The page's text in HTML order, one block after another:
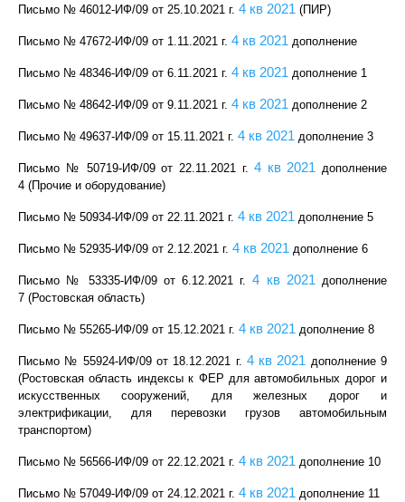
Письмо № 46012-ИФ/09 от 25.10.2021 г. 4 кв 2021 (ПИР)
Письмо № 47672-ИФ/09 от 1.11.2021 г. 4 кв 2021 дополнение
Письмо № 48346-ИФ/09 от 6.11.2021 г. 4 кв 2021 дополнение 1
Письмо № 48642-ИФ/09 от 9.11.2021 г. 4 кв 2021 дополнение 2
Письмо № 49637-ИФ/09 от 15.11.2021 г. 4 кв 2021 дополнение 3
Письмо № 50719-ИФ/09 от 22.11.2021 г.4 кв 2021 дополнение
4 (Прочие и оборудование)
Письмо № 50934-ИФ/09 от 22.11.2021 г. 4 кв 2021 дополнение 5
Письмо № 52935-ИФ/09 от 2.12.2021 г. 4 кв 2021 дополнение 6
Письмо № 53335-ИФ/09 от 6.12.2021 г.4 кв 2021дополнение
7 (Ростовская область)
Письмо № 55265-ИФ/09 от 15.12.2021 г. 4 кв 2021 дополнение 8
Письмо № 55924-ИФ/09 от 18.12.2021 г. 4 кв 2021 дополнение 9
(Ростовская область индексы к ФЕР для автомобильных дорог и
искусственных сооружений, для железных дорог и
электрификации, для перевозки грузов автомобильным
транспортом)
Письмо № 56566-ИФ/09 от 22.12.2021 г. 4 кв 2021 дополнение 10
Письмо № 57049-ИФ/09 от 24.12.2021 г. 4 кв 2021 дополнение 11